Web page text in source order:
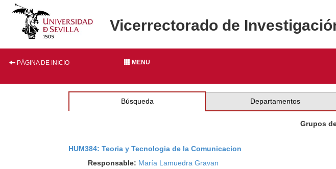
Vicerrectorado de
PÁGINA DE INICIO MENU
Búsqueda Departamentos
Grupos
HUM384: Teoria y Tecnologia de la Comunicacion
Responsable: María Lamuedra Gravan